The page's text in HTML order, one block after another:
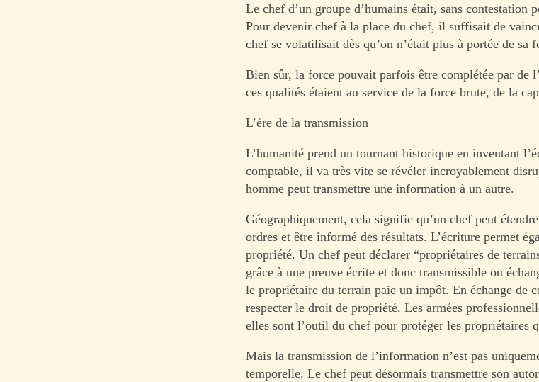
Le chef d’un groupe d’humains était, sans contestation
Pour devenir chef à la place du chef, il suffisait de
chef se volatilisait dès qu’on n’était plus à portée de sa
Bien sûr, la force pouvait parfois être complétée par de
ces qualités étaient au service de la force brute, de la
L’ère de la transmission
L’humanité prend un tournant historique en inventant
comptable, il va très vite se révéler incroyablement
homme peut transmettre une information à un autre.
Géographiquement, cela signifie qu’un chef peut
ordres et être informé des résultats. L’écriture permet
propriété. Un chef peut déclarer “propriétaires de
grâce à une preuve écrite et donc transmissible ou
le propriétaire du terrain paie un impôt. En échange de
respecter le droit de propriété. Les armées
elles sont l’outil du chef pour protéger les propriétaires
Mais la transmission de l’information n’est pas
temporelle. Le chef peut désormais transmettre son